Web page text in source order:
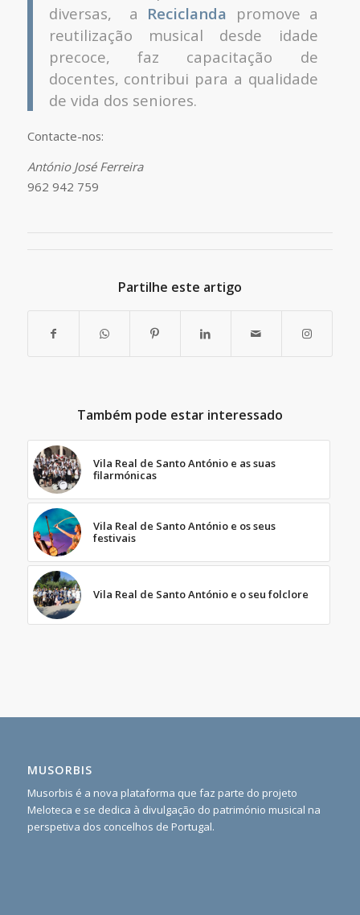
diversas, a Reciclanda promove a
reutilização musical desde idade
precoce, faz capacitação de
docentes, contribui para a qualidade
de vida dos seniores.
Contacte-nos:
António José Ferreira
962 942 759
Partilhe este artigo
Também pode estar interessado
Vila Real de Santo António e as suas
filarmónicas
Vila Real de Santo António e os seus
festivais
Vila Real de Santo António e o seu folclore
MUSORBIS
Musorbis é a nova plataforma que faz parte do projeto
Meloteca e se dedica à divulgação do património musical na
perspetiva dos concelhos de Portugal.